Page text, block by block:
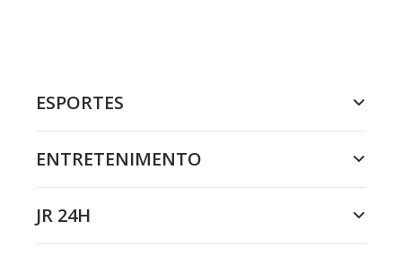
ESPORTES
ENTRETENIMENTO
JR 24H